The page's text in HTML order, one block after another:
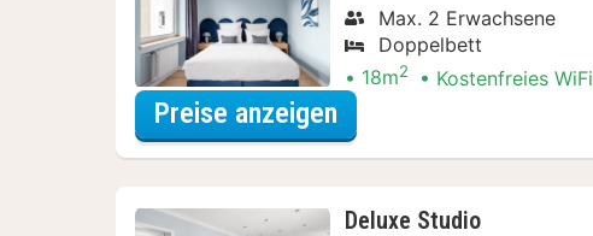
Max. 2 Erwachsene
Doppelbett
18m2 Kostenfreies WiFi
Preise anzeigen
Deluxe Studio